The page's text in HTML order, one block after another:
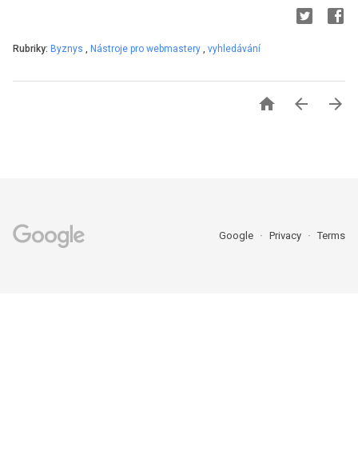
Rubriky: Byznys , Nástroje pro webmastery , vyhledávání
  
Google Privacy Terms